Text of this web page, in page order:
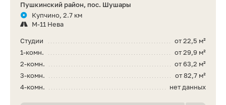
Пушкинский район, пос. Шушары
Купчино, 2.7 км
М-11 Нева
от 22,5 м²
Студии
от 29,9 м²
1-комн.
от 63,2 м²
2-комн.
от 82,7 м²
3-комн.
нет данных
4-комн.